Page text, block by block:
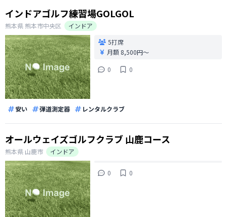
インドアゴルフ練習場GOLGOL
熊本県 熊本市中央区
インドア
5打席
月額 8,500円〜
0
0
安い 弾道測定器 レンタルクラブ
オールウェイズゴルフクラブ 山鹿コース
熊本県 山鹿市 インドア
0 0